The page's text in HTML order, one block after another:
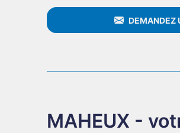
DEMANDEZ
MAHEUX -